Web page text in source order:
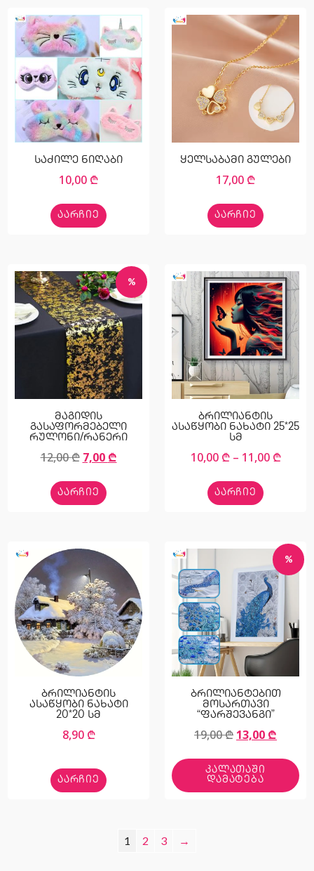
საძილე ნიღაბი
10,00 ₾
ᲐᲐᲠᲩᲘᲔ
ყელსაბამი გულები
17,00 ₾
ᲐᲐᲠᲩᲘᲔ
%
მაგიდის
გასაფორმებელი
რულონი/რანერი
12,00₾ 7,00 ₾
ᲐᲐᲠᲩᲘᲔ
ბრილიანტის
ასაწყობი ნახატი 25*25
სმ
10,00 ₾ – 11,00 ₾
ᲐᲐᲠᲩᲘᲔ
ბრილიანტის
ასაწყობი ნახატი
20*20 სმ
8,90 ₾
ᲐᲐᲠᲩᲘᲔ
%
ბრილიანტებით
მოსართავი
“ფარშევანგი”
19,00₾ 13,00 ₾
ᲙᲐᲚᲐᲗᲐᲨᲘ
ᲓᲐᲛᲐᲢᲔᲑᲐ
1 2 3 →